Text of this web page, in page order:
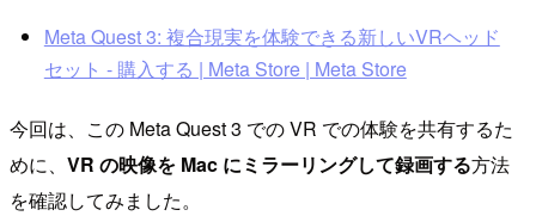
Meta Quest 3: 複合現実を体験できる新しいVRヘッド
セット - 購入する | Meta Store | Meta Store
今回は、この Meta Quest 3 での VR での体験を共有するた
めに、 VR の映像を Mac にミラーリングして録画する方法
を確認してみました。